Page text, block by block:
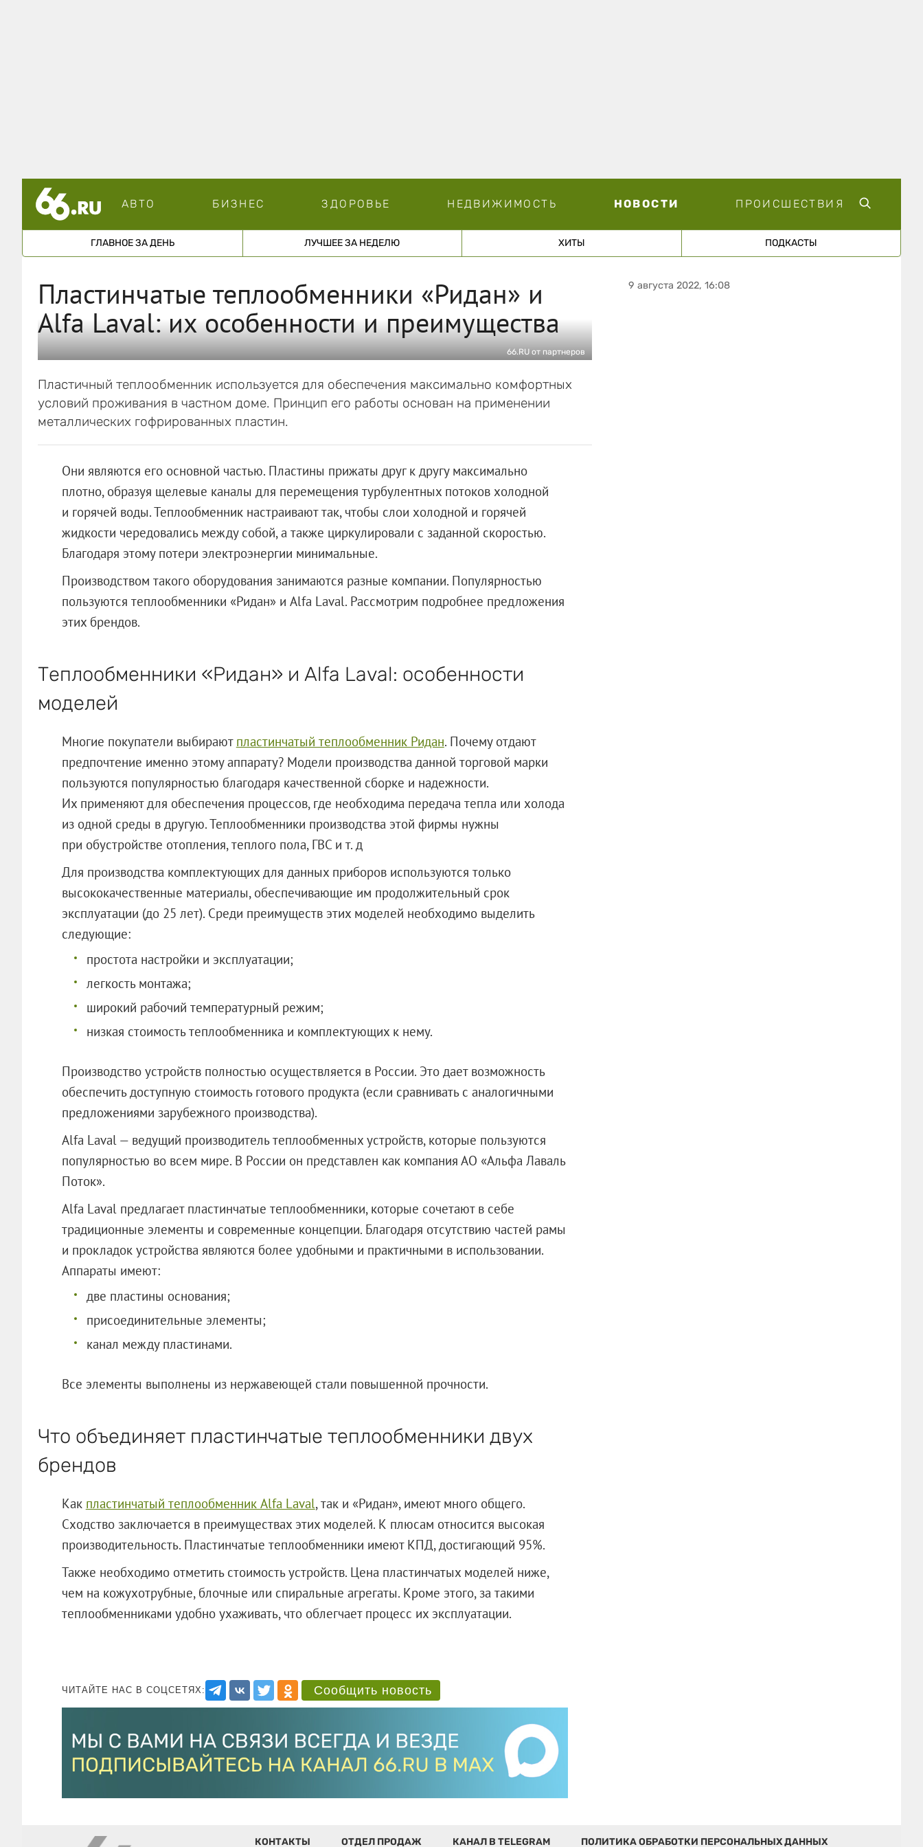
АВТО БИЗНЕС ЗДОРОВЬЕ НЕДВИЖИМОСТЬ НОВОСТИ ПРОИСШЕСТВИЯ
ГЛАВНОЕ ЗА ДЕНЬ ЛУЧШЕЕ ЗА НЕДЕЛЮ ХИТЫ ПОДКАСТЫ
Пластинчатые теплообменники «Ридан» и
Alfa Laval: их особенности и преимущества
66.RU от партнеров
Пластичный теплообменник используется для обеспечения максимально комфортных
условий проживания в частном доме. Принцип его работы основан на применении
металлических гофрированных пластин.
Они являются его основной частью. Пластины прижаты друг к другу максимально
плотно, образуя щелевые каналы для перемещения турбулентных потоков холодной
и горячей воды. Теплообменник настраивают так, чтобы слои холодной и горячей
жидкости чередовались между собой, а также циркулировали с заданной скоростью.
Благодаря этому потери электроэнергии минимальные.
Производством такого оборудования занимаются разные компании. Популярностью
пользуются теплообменники «Ридан» и Alfa Laval. Рассмотрим подробнее предложения
этих брендов.
Теплообменники «Ридан» и Alfa Laval: особенности
моделей
Многие покупатели выбирают пластинчатый теплообменник Ридан. Почему отдают
предпочтение именно этому аппарату? Модели производства данной торговой марки
пользуются популярностью благодаря качественной сборке и надежности.
Их применяют для обеспечения процессов, где необходима передача тепла или холода
из одной среды в другую. Теплообменники производства этой фирмы нужны
при обустройстве отопления, теплого пола, ГВС и т. д
Для производства комплектующих для данных приборов используются только
высококачественные материалы, обеспечивающие им продолжительный срок
эксплуатации (до 25 лет). Среди преимуществ этих моделей необходимо выделить
следующие:
простота настройки и эксплуатации;
легкость монтажа;
широкий рабочий температурный режим;
низкая стоимость теплообменника и комплектующих к нему.
Производство устройств полностью осуществляется в России. Это дает возможность
обеспечить доступную стоимость готового продукта (если сравнивать с аналогичными
предложениями зарубежного производства).
Alfa Laval — ведущий производитель теплообменных устройств, которые пользуются
популярностью во всем мире. В России он представлен как компания АО «Альфа Лаваль
Поток».
Alfa Laval предлагает пластинчатые теплообменники, которые сочетают в себе
традиционные элементы и современные концепции. Благодаря отсутствию частей рамы
и прокладок устройства являются более удобными и практичными в использовании.
Аппараты имеют:
две пластины основания;
присоединительные элементы;
канал между пластинами.
Все элементы выполнены из нержавеющей стали повышенной прочности.
Что объединяет пластинчатые теплообменники двух
брендов
Как пластинчатый теплообменник Alfa Laval, так и «Ридан», имеют много общего.
Сходство заключается в преимуществах этих моделей. К плюсам относится высокая
производительность. Пластинчатые теплообменники имеют КПД, достигающий 95%.
Также необходимо отметить стоимость устройств. Цена пластинчатых моделей ниже,
чем на кожухотрубные, блочные или спиральные агрегаты. Кроме этого, за такими
теплообменниками удобно ухаживать, что облегчает процесс их эксплуатации.
ЧИТАЙТЕ НАС В СОЦСЕТЯХ: Сообщить новость
9 августа 2022, 16:08
КОНТАКТЫ ОТДЕЛ ПРОДАЖ КАНАЛ В TELEGRAM ПОЛИТИКА ОБРАБОТКИ ПЕРСОНАЛЬНЫХ ДАННЫХ